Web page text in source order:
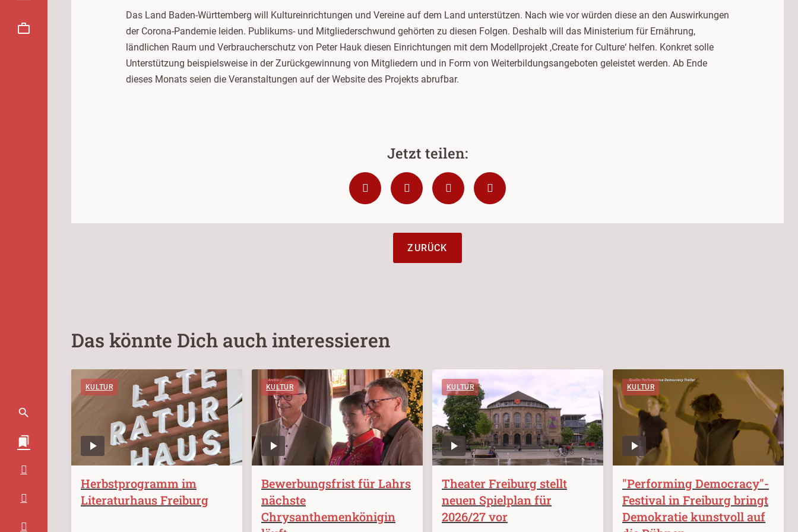
Das Land Baden-Württemberg will Kultureinrichtungen und Vereine auf dem Land unterstützen. Nach wie vor würden diese an den Auswirkungen
der Corona-Pandemie leiden. Publikums- und Mitgliederschwund gehörten zu diesen Folgen. Deshalb will das Ministerium für Ernährung,
ländlichen Raum und Verbraucherschutz von Peter Hauk diesen Einrichtungen mit dem Modellprojekt ‚Create for Culture‘ helfen. Konkret solle
Unterstützung beispielsweise in der Zurückgewinnung von Mitgliedern und in Form von Weiterbildungsangeboten geleistet werden. Ab Ende
dieses Monats seien die Veranstaltungen auf der Website des Projekts abrufbar.
ZURÜCK
Das könnte Dich auch interessieren
KULTUR
Herbstprogramm im
Literaturhaus Freiburg
KULTUR
Bewerbungsfrist für Lahrs
nächste
Chrysanthemenkönigin
KULTUR
Theater Freiburg stellt
neuen Spielplan für
2026/27 vor
KULTUR
"Performing Democracy"-
Festival in Freiburg bringt
Demokratie kunstvoll auf